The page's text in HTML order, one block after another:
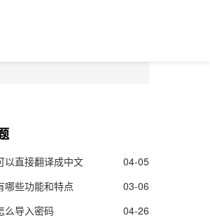
以直接翻译成中文
04-05
哪些功能和特点
03-06
么导入密码
04-26